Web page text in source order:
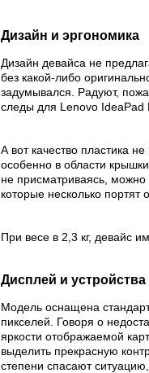
Дизайн и эргономика
Дизайн девайса не
без какой-либо
задумывался. Радуют,
следы для Lenovo IdeaPad
А вот качество пластика
особенно в области
не присматриваясь, можно
которые несколько
При весе в 2,3 кг, девайс
Дисплей и
Модель оснащена
пикселей. Говоря о
яркости отображаемой
выделить прекрасную
степени спасают